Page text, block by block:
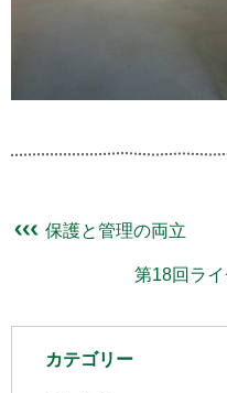
保護と管理の両立
第18回ラ
カテゴリー